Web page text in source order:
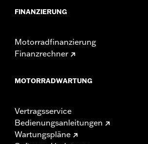
FINANZIERUNG
Motorradfinanzierung
Finanzrechner
MOTORRADWARTUNG
Vertragsservice
Bedienungsanleitungen
Wartungspläne